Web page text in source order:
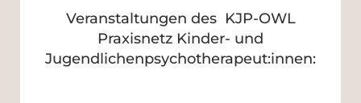
Veranstaltungen des KJP-OWL
Praxisnetz Kinder- und
Jugendlichenpsychotherapeut:innen: